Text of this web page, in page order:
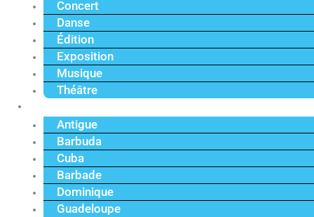
Concert
Danse
Édition
Exposition
Musique
Théâtre
Antigue
Barbuda
Cuba
Barbade
Dominique
Guadeloupe